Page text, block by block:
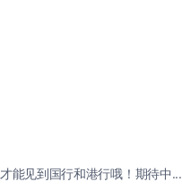
能见到国行和港行哦！期待中...